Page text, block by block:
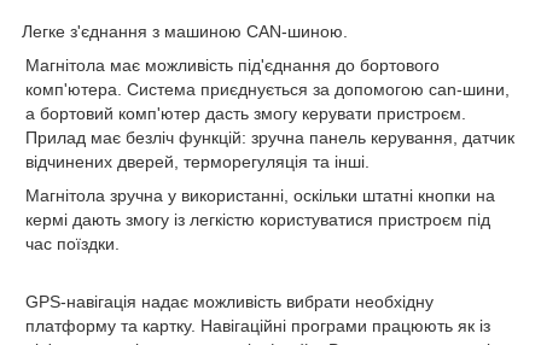
Легке з'єднання з машиною CAN-шиною.
Магнітола має можливість під'єднання до бортового
комп'ютера. Система приєднується за допомогою can-шини,
а бортовий комп'ютер дасть змогу керувати пристроєм.
Прилад має безліч функцій: зручна панель керування, датчик
відчинених дверей, терморегуляція та інші.
Магнітола зручна у використанні, оскільки штатні кнопки на
кермі дають змогу із легкістю користуватися пристроєм під
час поїздки.
GPS-навігація надає можливість вибрати необхідну
платформу та картку. Навігаційні програми працюють як із